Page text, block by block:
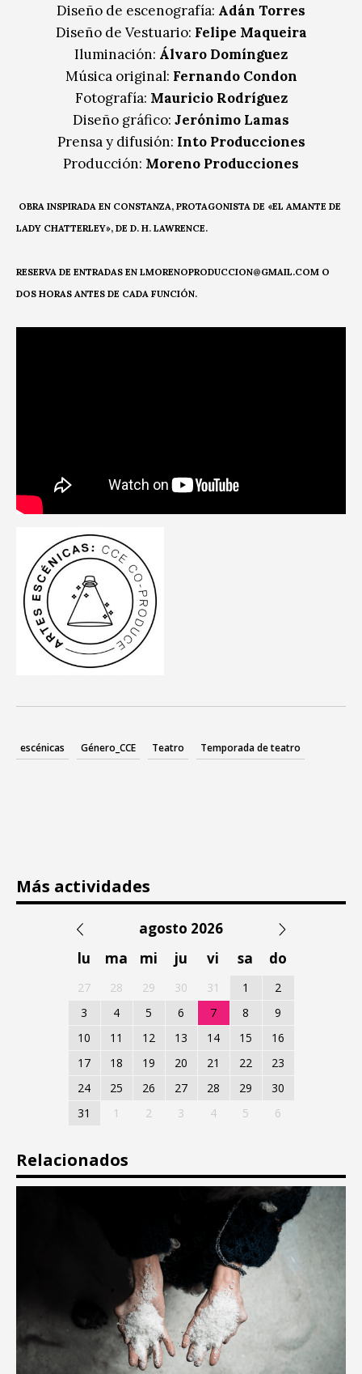
Diseño de escenografía: Adán Torres
Diseño de Vestuario: Felipe Maqueira
Iluminación: Álvaro Domínguez
Música original: Fernando Condon
Fotografía: Mauricio Rodríguez
Diseño gráfico: Jerónimo Lamas
Prensa y difusión: Into Producciones
Producción: Moreno Producciones
OBRA INSPIRADA EN CONSTANZA, PROTAGONISTA DE «EL AMANTE DE
LADY CHATTERLEY», DE D. H. LAWRENCE.
RESERVA DE ENTRADAS EN LMORENOPRODUCCION@GMAIL.COM O
DOS HORAS ANTES DE CADA FUNCIÓN.
escénicas Género_CCE Teatro Temporada de teatro
Más actividades
agosto 2026
lu
ma mi ju vi sa do
27 28 29 30 31 1
2
3
4 5 6 7 8
9
10
11 12 13 14 15
16
17
18 19 20 21 22
23
24
25 26 27 28 29
30
31
1 2 3 4 5 6
Relacionados